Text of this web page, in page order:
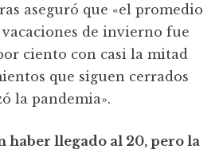
aseguró que «el promedio
de invierno fue
ciento con casi la mitad
que siguen cerrados
la pandemia».
haber llegado al 20, pero la